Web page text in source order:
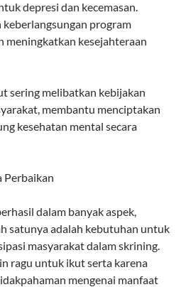
depresi dan kecemasan.
program
meningkatkan kesejahteraan
sering melibatkan kebijakan
membantu menciptakan
kesehatan mental secara
Perbaikan
dalam banyak aspek,
satunya adalah kebutuhan untuk
masyarakat dalam skrining.
ragu untuk ikut serta karena
mengenai manfaat